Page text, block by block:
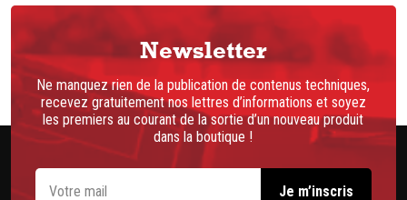
Newsletter
Ne manquez rien de la publication de contenus techniques,
recevez gratuitement nos lettres d’informations et soyez
les premiers au courant de la sortie d’un nouveau produit
dans la boutique !